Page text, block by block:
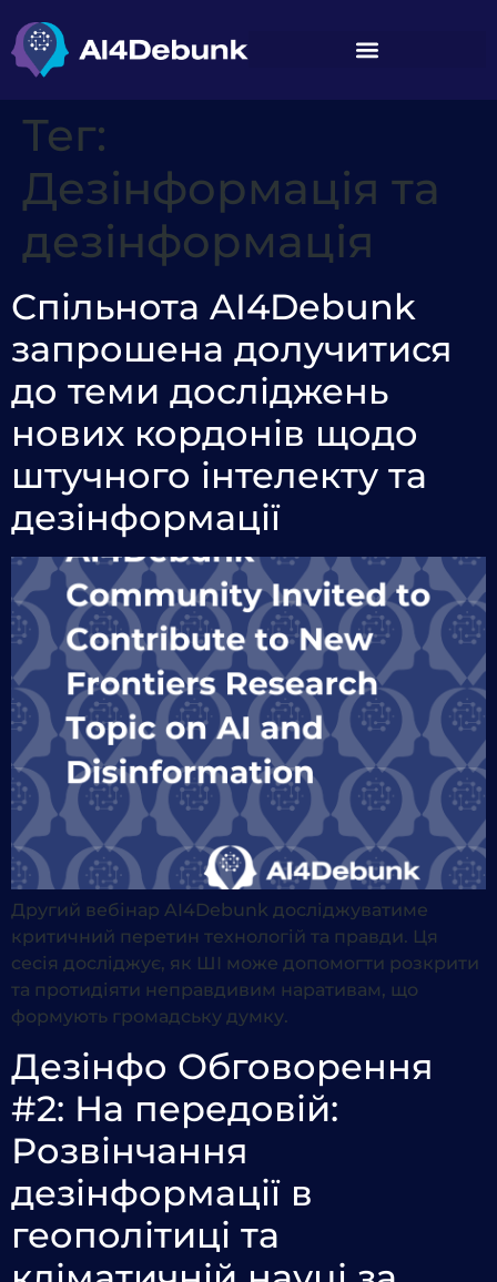
вмісту
Тег:
Дезінформація та
дезінформація
Спільнота AI4Debunk
запрошена долучитися
до теми досліджень
нових кордонів щодо
штучного інтелекту та
дезінформації
Другий вебінар AI4Debunk досліджуватиме
критичний перетин технологій та правди. Ця
сесія досліджує, як ШІ може допомогти розкрити
та протидіяти неправдивим наративам, що
формують громадську думку.
Дезінфо Обговорення
#2: На передовій:
Розвінчання
дезінформації в
геополітиці та